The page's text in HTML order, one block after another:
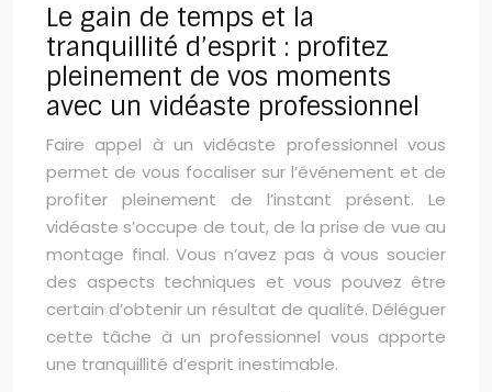
Le gain de temps et la
tranquillité d’esprit : profitez
pleinement de vos moments
avec un vidéaste professionnel
Faire appel à un vidéaste professionnel vous
permet de vous focaliser sur l’événement et de
profiter pleinement de l’instant présent. Le
vidéaste s’occupe de tout, de la prise de vue au
montage final. Vous n’avez pas à vous soucier
des aspects techniques et vous pouvez être
certain d’obtenir un résultat de qualité. Déléguer
cette tâche à un professionnel vous apporte
une tranquillité d’esprit inestimable.